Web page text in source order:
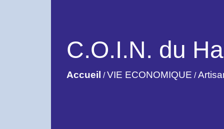
C.O.I.N. du
Accueil /VIE ECONOMIQUE /